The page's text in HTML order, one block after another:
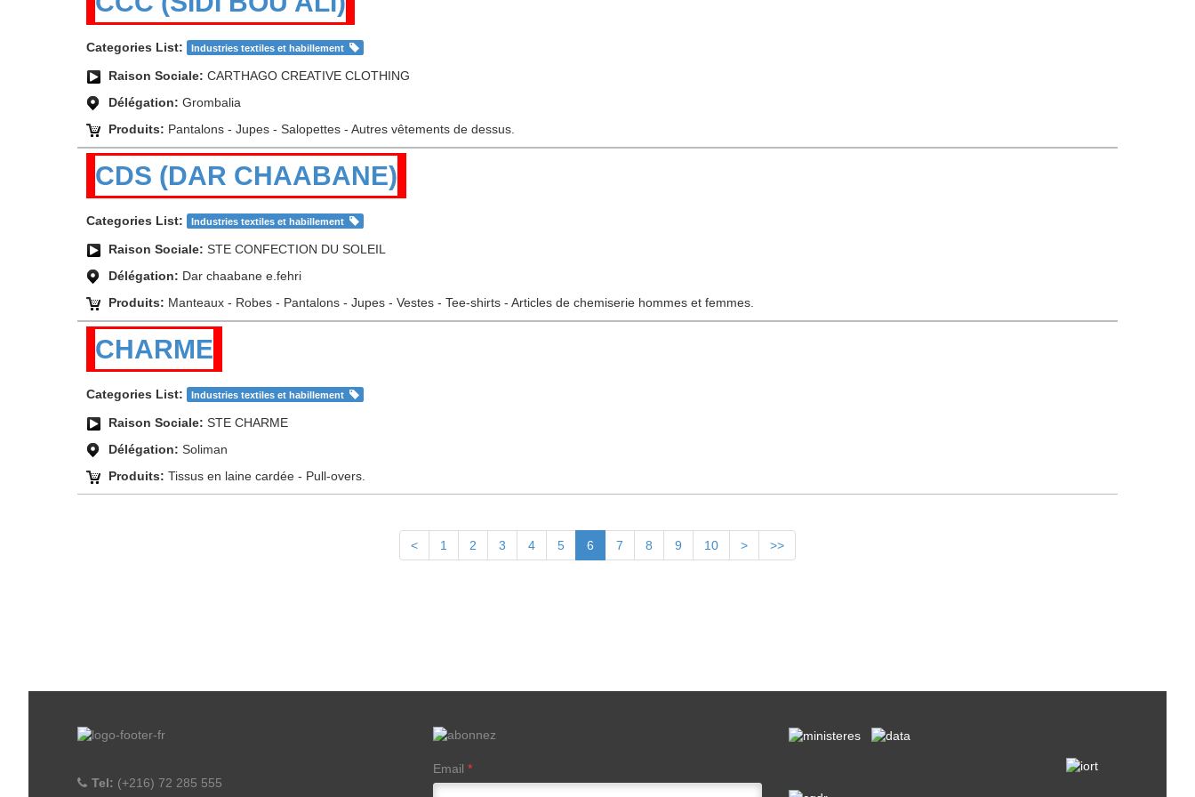
Categories List: Industries textiles et habillement
Raison Sociale: CARTHAGO CREATIVE CLOTHING
Délégation: Grombalia
Produits: Pantalons - Jupes - Salopettes - Autres vêtements de dessus.
CDS (DAR CHAABANE)
Categories List: Industries textiles et habillement
Raison Sociale: STE CONFECTION DU SOLEIL
Délégation: Dar chaabane e.fehri
Produits: Manteaux - Robes - Pantalons - Jupes - Vestes - Tee-shirts - Articles de chemiserie hommes et femmes.
CHARME
Categories List: Industries textiles et habillement
Raison Sociale: STE CHARME
Délégation: Soliman
Produits: Tissus en laine cardée - Pull-overs.
< 1 2 3 4 5 6 7 8 9 10 > >>
Tel: (+216) 72 285 555
Email *